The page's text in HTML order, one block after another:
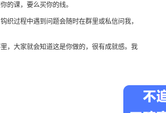
的课，要么买你的线。
织过程中遇到问题会随时在群里或私信问我，
，大家就会知道这是你做的，很有成就感。我